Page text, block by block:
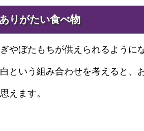
りがたい食べ物
やぼたもちが供えられるように
という組み合わせを考えると、
えます。